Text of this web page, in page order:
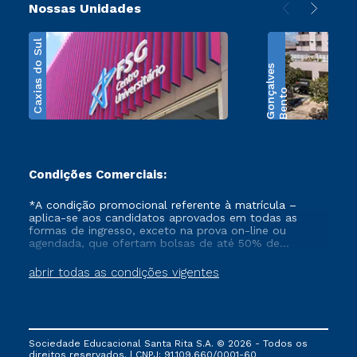
Nossas Unidades
Caxias do Sul B
e
n
t
o
G
o
n
ç
a
l
v
e
s
Condições Comerciais:
abrir todas as condições vigentes
*A condição promocional referente à matrícula –
aplica-se aos candidatos aprovados em todas as
formas de ingresso, exceto na prova on-line ou
agendada, que ofertam bolsas de até 50% de
que ainda não tenham efetivado e/ou não tenham
cancelado ou trancado sua matrícula em uma das
FIES, Prouni e outros programas governamentais, e
não se acumula com nenhuma outra campanha
Sociedade Educacional Santa Rita S.A. © 2026 - Todos os
direitos reservados. | CNPJ: 91.109.660/0001-60